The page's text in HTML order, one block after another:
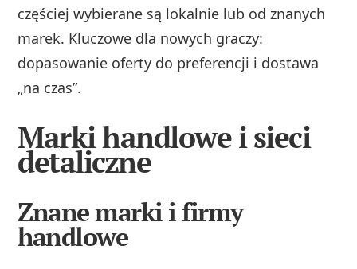
częściej wybierane są lokalnie lub od znanych
marek. Kluczowe dla nowych graczy:
dopasowanie oferty do preferencji i dostawa
„na czas”.
Marki handlowe i sieci
detaliczne
Znane marki i firmy
handlowe